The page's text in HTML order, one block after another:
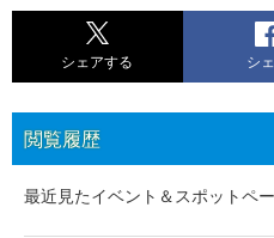
シェアする シ
閲覧履歴
最近見たイベント＆スポットペ